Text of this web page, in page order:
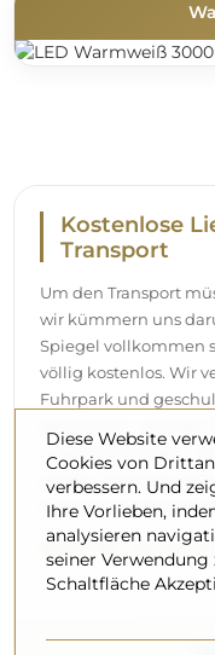
Kostenlose
Transport
Um den Transport
wir kümmern uns
Spiegel vollkommen
völlig kostenlos. Wir
Fuhrpark und
zusätzliche Kosten.
großen
schnellen Lieferung
Sehen Sie, wie wir
Diese Website
Cookies von
verbessern. Und
Ihre Vorlieben,
analysieren
seiner Verwendung
Schaltfläche